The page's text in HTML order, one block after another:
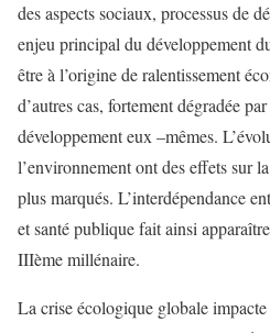
des aspects sociaux, processus de
enjeu principal du développement
être à l’origine de ralentissement
d’autres cas, fortement dégradée
développement eux –mêmes.
l’environnement ont des effets sur
plus marqués. L’interdépendance
et santé publique fait ainsi
IIIème millénaire.
La crise écologique globale